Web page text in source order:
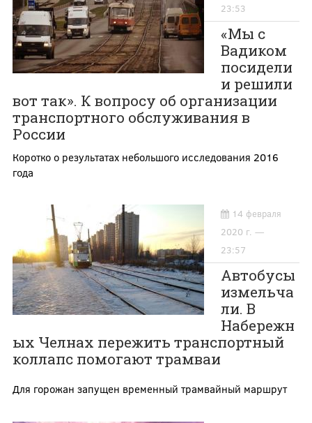
23:53
«Мы с
Вадиком
посидели
и решили
вот так». К вопросу об организации
транспортного обслуживания в
России
Коротко о результатах небольшого исследования 2016
года
14 февраля
2020 г. —
23:57
Автобусы
измельча
ли. В
Набережн
ых Челнах пережить транспортный
коллапс помогают трамваи
Для горожан запущен временный трамвайный маршрут